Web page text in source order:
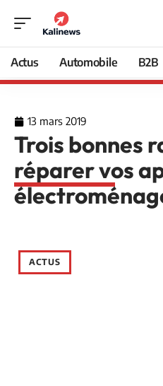
Actus Automobile B2B
13 mars 2019
Trois bonnes
réparer vos
ACTUS